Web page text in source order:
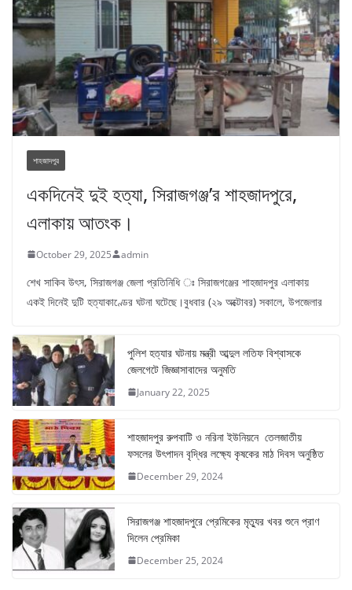
শাহজাদপুর
একদিনেই দুই হত্যা, সিরাজগঞ্জ’র শাহজাদপুরে,
এলাকায় আতংক।
October 29, 2025 admin
‎‎শেখ সাকিব উৎস, সিরাজগঞ্জ জেলা প্রতিনিধি ঃ ‎সিরাজগঞ্জের শাহজাদপুর এলাকায়
একই দিনেই দুটি হত্যাকাণ্ডের ঘটনা ঘটেছে।‎বুধবার (২৯ অক্টোবর) সকালে, উপজেলার
পুলিশ হত্যার ঘটনায় মন্ত্রী আব্দুল লতিফ বিশ্বাসকে
জেলগেটে জিজ্ঞাসাবাদের অনুমতি
January 22, 2025
শাহজাদপুর রুপবাটি ও নরিনা ইউনিয়নে তেলজাতীয়
ফসলের উৎপাদন বৃদ্ধির লক্ষ্যে কৃষকের মাঠ দিবস অনুষ্ঠিত
December 29, 2024
সিরাজগঞ্জ শাহজাদপুরে প্রেমিকের মৃত্যুর খবর শুনে প্রাণ
দিলেন প্রেমিকা
December 25, 2024